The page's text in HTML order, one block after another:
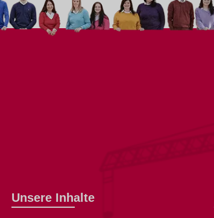
Unsere Inhalte